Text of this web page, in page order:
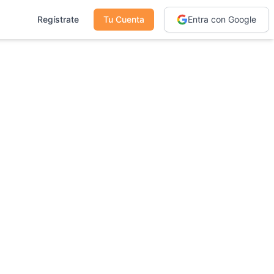
Regístrate Tu Cuenta Entra con Google